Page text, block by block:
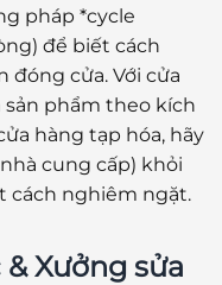
pháp *cycle
để biết cách
đóng cửa. Với cửa
sản phẩm theo kích
hàng tạp hóa, hãy
cung cấp) khỏi
cách nghiêm ngặt.
Xưởng sửa